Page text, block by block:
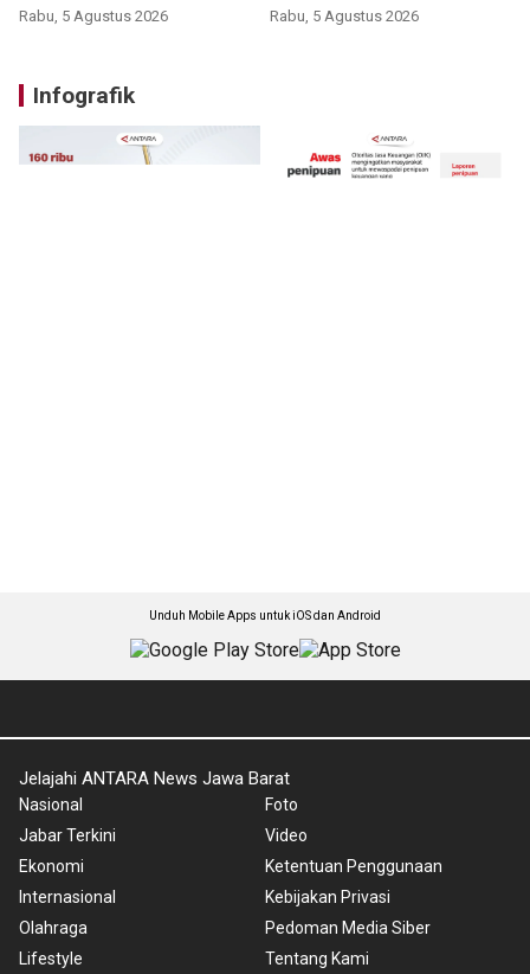
Rabu, 5 Agustus 2026 Rabu, 5 Agustus 2026
Infografik
Unduh Mobile Apps untuk iOS dan Android
Jelajahi ANTARA News Jawa Barat
Nasional
Jabar Terkini
Ekonomi
Internasional
Olahraga
Lifestyle
Foto
Video
Ketentuan Penggunaan
Kebijakan Privasi
Pedoman Media Siber
Tentang Kami